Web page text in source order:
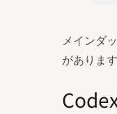
メインダ
があります